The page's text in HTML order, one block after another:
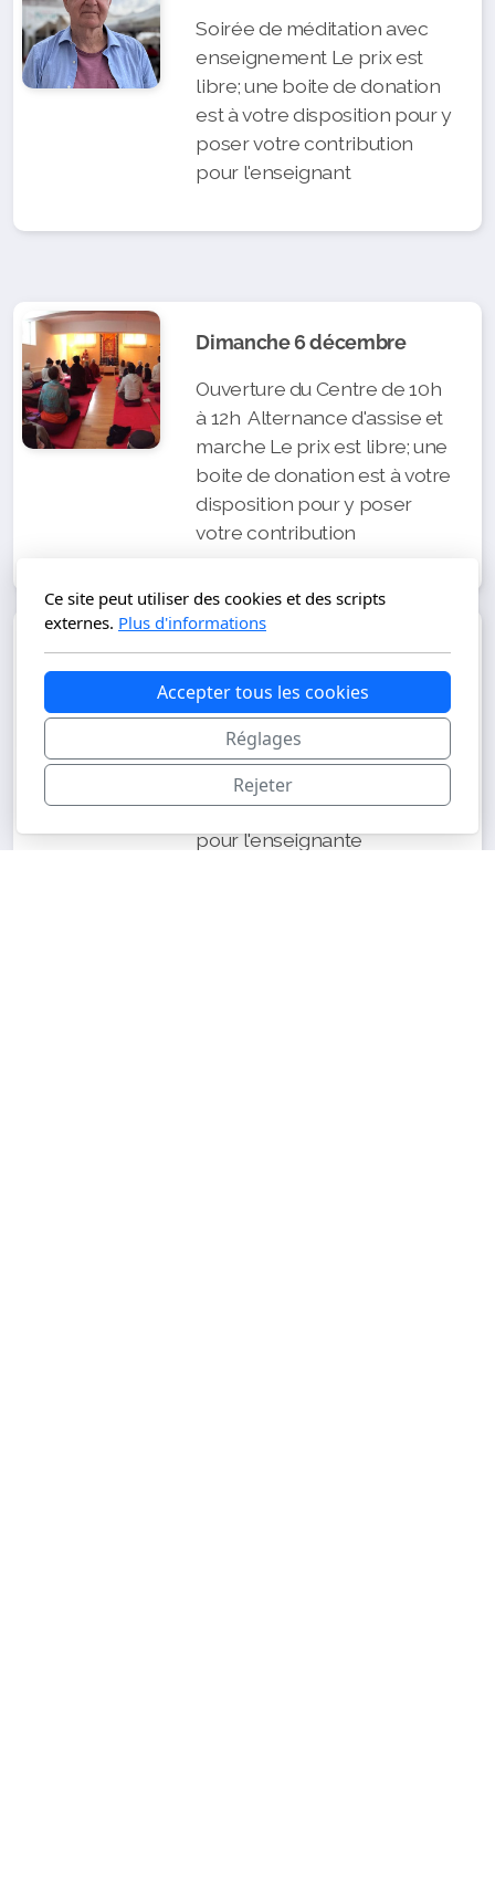
Soirée de méditation avec
enseignement Le prix est
libre; une boite de donation
est à votre disposition pour y
poser votre contribution
pour l'enseignant
Dimanche 6 décembre
Ouverture du Centre de 10h
à 12h Alternance d'assise et
marche Le prix est libre; une
boite de donation est à votre
disposition pour y poser
votre contribution
Mardi 8 décembre
Soirée de méditation avec
enseignement Le prix est
libre; une boite de donation
est à votre disposition pour y
poser votre contribution
pour l'enseignante
Ce site peut utiliser des cookies et des scripts
externes. Plus d'informations
Accepter tous les cookies
Réglages
Rejeter